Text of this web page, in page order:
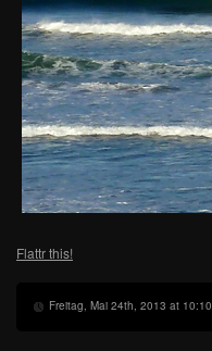
Flattr this!
Freitag, Mai 24th, 2013 at 10:10